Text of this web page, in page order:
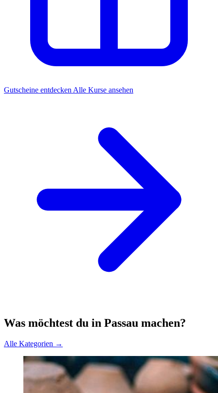
Gutscheine entdecken Alle Kurse ansehen
Was möchtest du in Passau machen?
Alle Kategorien →